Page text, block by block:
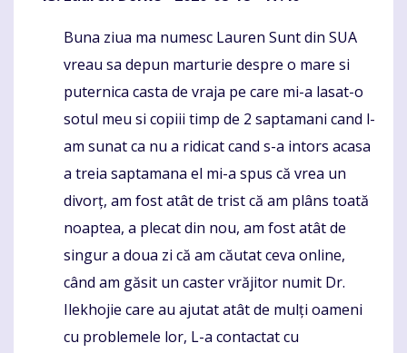
Komentaras
Buna ziua ma numesc Lauren Sunt din SUA
vreau sa depun marturie despre o mare si
puternica casta de vraja pe care mi-a lasat-o
sotul meu si copiii timp de 2 saptamani cand l-
am sunat ca nu a ridicat cand s-a intors acasa
a treia saptamana el mi-a spus că vrea un
divorț, am fost atât de trist că am plâns toată
noaptea, a plecat din nou, am fost atât de
singur a doua zi că am căutat ceva online,
când am găsit un caster vrăjitor numit Dr.
Ilekhojie care au ajutat atât de mulți oameni
cu problemele lor, L-a contactat cu